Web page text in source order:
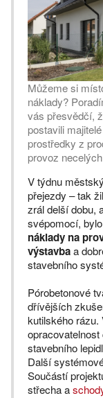
Můžeme si
náklady?
vás přesvědčí,
postavili
prostředky z
provoz
V týdnu
přejezdy – tak
zrál delší dobu,
svépomocí,
náklady na
výstavbaa
stavebního
Pórobetonové
dřívějších
kutilského rázu.
stavebního
Další
Součástí
střecha a